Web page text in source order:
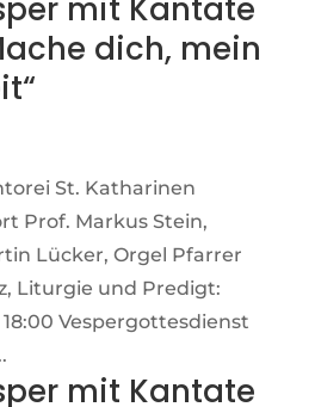
mit Kantate
dich, mein
St. Katharinen
Prof. Markus Stein,
Lücker, Orgel Pfarrer
Liturgie und Predigt:
Vespergottesdienst
mit Kantate